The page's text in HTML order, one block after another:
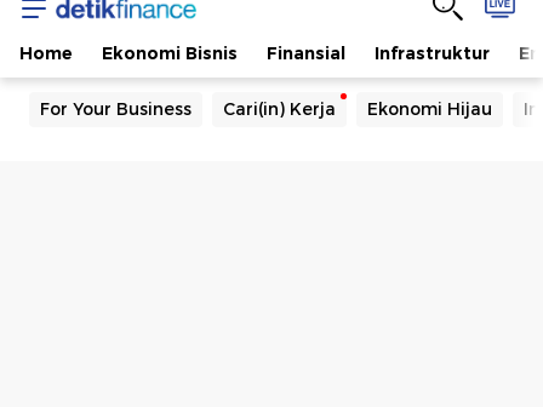
Home Ekonomi Bisnis Finansial Infrastruktur
For Your Business Cari(in) Kerja Ekonomi Hijau